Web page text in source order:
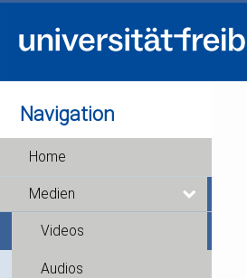
Navigation
Home
Medien
Videos
Audios